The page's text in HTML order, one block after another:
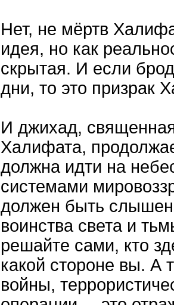
Нет, не мёртв
идея, но как
скрытая. И если
дни, то это призрак
И джихад,
Халифата,
должна идти на
системами
должен быть слышен
воинства света и
решайте сами, кто
какой стороне вы. А
войны,